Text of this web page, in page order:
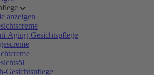
anzeigen
Aging-Gesichtspflege
Gesichtspflege